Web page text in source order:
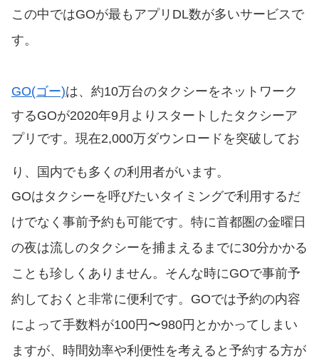
この中ではGOが最もアプリDL数が多いサービスで
す。
GO(ゴー)は、約10万台のタクシーをネットワーク
するGOが2020年9月よりスタートしたタクシーア
プリです。現在2,000万ダウンロードを突破してお
り、国内でも多くの利用者がいます。
GOはタクシーを呼びたいタイミングで利用するだ
けでなく事前予約も可能です。特に首都圏の金曜日
の夜は流しのタクシーを捕まえるまでに30分かかる
ことも珍しくありません。そんな時にGOで事前予
約しておくと非常に便利です。GOでは予約の内容
によって手数料が100円〜980円とかかってしまい
ますが、時間効率や利便性を考えると予約する方が